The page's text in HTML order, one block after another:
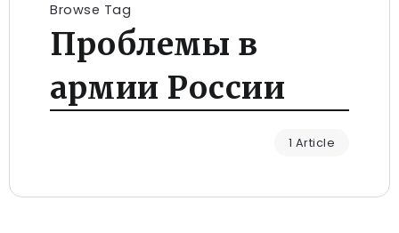
Browse Tag
Проблемы в
армии России
1 Article